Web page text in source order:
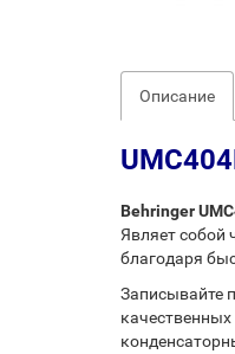
Описание
Behringer
Являет собой
благодаря
Записывайте